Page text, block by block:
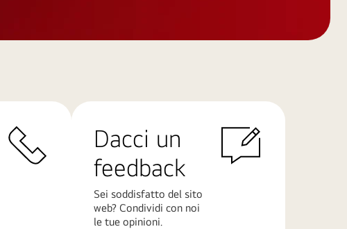
Dacci un
feedback
Sei soddisfatto del sito
web? Condividi con noi
le tue opinioni.